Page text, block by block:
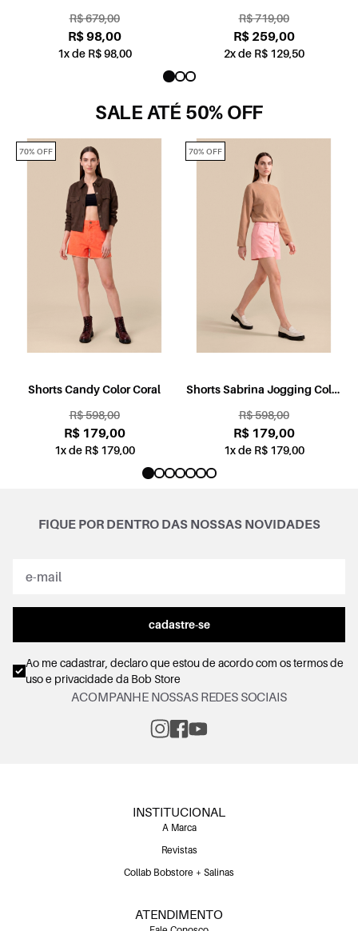
R$ 679,00
R$ 98,00
1x de R$ 98,00
R$ 719,00
R$ 259,00
2x de R$ 129,50
SALE ATÉ 50% OFF
Shorts Candy Color Coral
R$ 598,00
R$ 179,00
1x de R$ 179,00
70% OFF
Shorts Sabrina Jogging Color
R$ 598,00
R$ 179,00
1x de R$ 179,00
70% OFF
FIQUE POR DENTRO DAS NOSSAS NOVIDADES
cadastre-se
Ao me cadastrar, declaro que estou de acordo com ostermos de
uso e privacidadeda Bob Store
ACOMPANHE NOSSAS REDES SOCIAIS
INSTITUCIONAL
A Marca
Revistas
Collab Bobstore + Salinas
ATENDIMENTO